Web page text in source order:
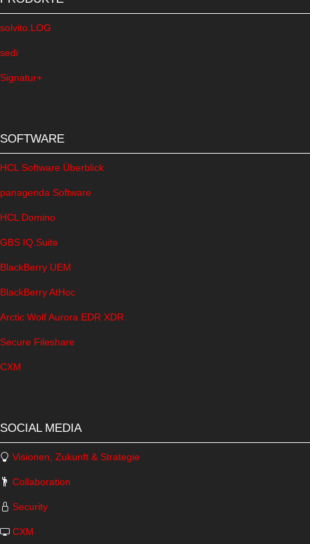
solvito.LOG
sedi
Signatur+
SOFTWARE
HCL Software Überblick
panagenda Software
HCL Domino
GBS IQ.Suite
BlackBerry UEM
BlackBerry AtHoc
Arctic Wolf Aurora EDR XDR
Secure Fileshare
CXM
SOCIAL MEDIA
Visionen, Zukunft & Strategie
Collaboration
Security
CXM